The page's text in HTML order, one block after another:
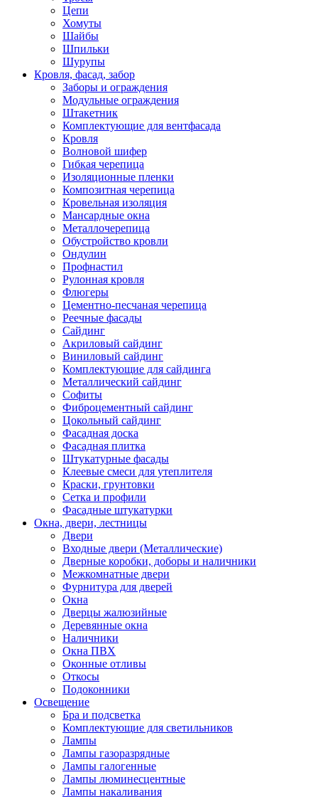
Цепи
Хомуты
Шайбы
Шпильки
Шурупы
Кровля, фасад, забор
Заборы и ограждения
Модульные ограждения
Штакетник
Комплектующие для вентфасада
Кровля
Волновой шифер
Гибкая черепица
Изоляционные пленки
Композитная черепица
Кровельная изоляция
Мансардные окна
Металлочерепица
Обустройство кровли
Ондулин
Профнастил
Рулонная кровля
Флюгеры
Цементно-песчаная черепица
Реечные фасады
Сайдинг
Акриловый сайдинг
Виниловый сайдинг
Комплектующие для сайдинга
Металлический сайдинг
Софиты
Фиброцементный сайдинг
Цокольный сайдинг
Фасадная доска
Фасадная плитка
Штукатурные фасады
Клеевые смеси для утеплителя
Краски, грунтовки
Сетка и профили
Фасадные штукатурки
Окна, двери, лестницы
Двери
Входные двери (Металлические)
Дверные коробки, доборы и наличники
Межкомнатные двери
Фурнитура для дверей
Окна
Дверцы жалюзийные
Деревянные окна
Наличники
Окна ПВХ
Оконные отливы
Откосы
Подоконники
Освещение
Бра и подсветка
Комплектующие для светильников
Лампы
Лампы газоразрядные
Лампы галогенные
Лампы люминесцентные
Лампы накаливания